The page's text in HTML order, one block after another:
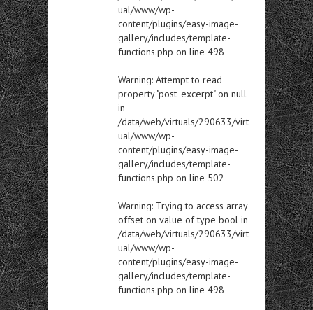
ual/www/wp-
content/plugins/easy-image-
gallery/includes/template-
functions.php on line 498
Warning: Attempt to read
property "post_excerpt" on null
in
/data/web/virtuals/290633/virt
ual/www/wp-
content/plugins/easy-image-
gallery/includes/template-
functions.php on line 502
Warning: Trying to access array
offset on value of type bool in
/data/web/virtuals/290633/virt
ual/www/wp-
content/plugins/easy-image-
gallery/includes/template-
functions.php on line 498